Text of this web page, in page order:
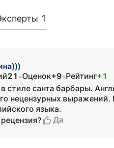
1
21 •Оценок+9•Рейтинг+1
стиле санта барбары.
нецензурных выражений.
языка.
Да